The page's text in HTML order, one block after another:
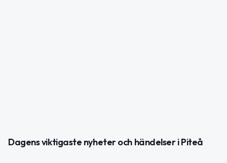
Dagens viktigaste nyheter och händelser i Piteå